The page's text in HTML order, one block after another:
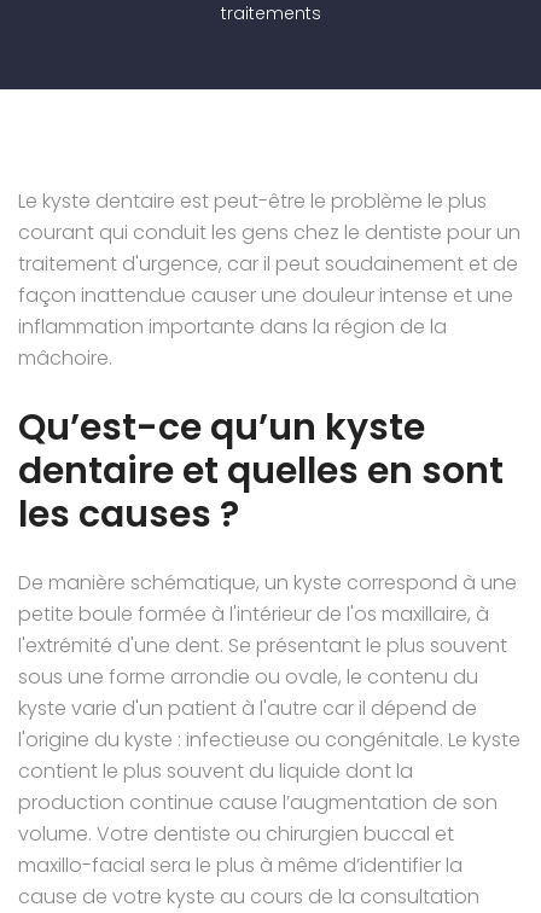
traitements
Le kyste dentaire est peut-être le problème le plus
courant qui conduit les gens chez le dentiste pour un
traitement d'urgence, car il peut soudainement et de
façon inattendue causer une douleur intense et une
inflammation importante dans la région de la
mâchoire.
Qu’est-ce qu’un kyste
dentaire et quelles en sont
les causes ?
De manière schématique, un kyste correspond à une
petite boule formée à l'intérieur de l'os maxillaire, à
l'extrémité d'une dent. Se présentant le plus souvent
sous une forme arrondie ou ovale, le contenu du
kyste varie d'un patient à l'autre car il dépend de
l'origine du kyste : infectieuse ou congénitale. Le kyste
contient le plus souvent du liquide dont la
production continue cause l’augmentation de son
volume. Votre dentiste ou chirurgien buccal et
maxillo-facial sera le plus à même d’identifier la
cause de votre kyste au cours de la consultation